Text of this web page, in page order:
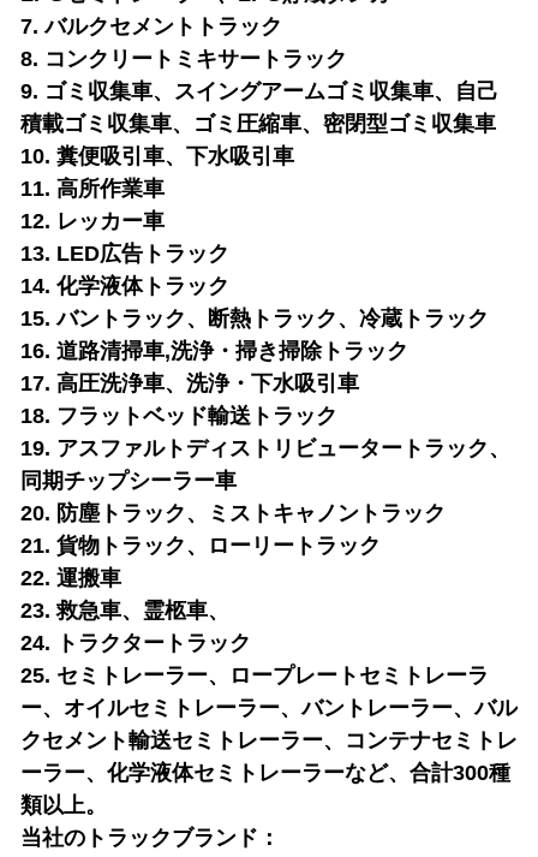
7. バルクセメントトラック
8. コンクリートミキサートラック
9. ゴミ収集車、スイングアームゴミ収集車、自己
積載ゴミ収集車、ゴミ圧縮車、密閉型ゴミ収集車
10. 糞便吸引車、下水吸引車
11. 高所作業車
12. レッカー車
13. LED広告トラック
14. 化学液体トラック
15. バントラック、断熱トラック、冷蔵トラック
16. 道路清掃車,洗浄・掃き掃除トラック
17. 高圧洗浄車、洗浄・下水吸引車
18. フラットベッド輸送トラック
19. アスファルトディストリビュータートラック、
同期チップシーラー車
20. 防塵トラック、ミストキャノントラック
21. 貨物トラック、ローリートラック
22. 運搬車
23. 救急車、霊柩車、
24. トラクタートラック
25. セミトレーラー、ロープレートセミトレーラ
ー、オイルセミトレーラー、バントレーラー、バル
クセメント輸送セミトレーラー、コンテナセミトレ
ーラー、化学液体セミトレーラーなど、合計300種
類以上。
当社のトラックブランド：